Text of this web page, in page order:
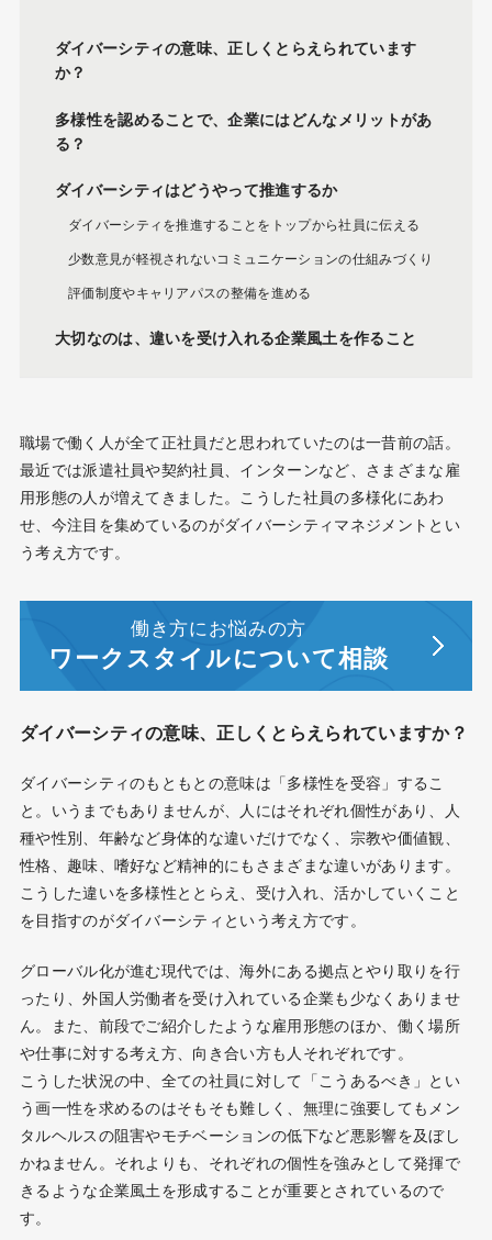
ダイバーシティの意味、正しくとらえられています
か？
多様性を認めることで、企業にはどんなメリットがあ
る？
ダイバーシティはどうやって推進するか
ダイバーシティを推進することをトップから社員に伝える
少数意見が軽視されないコミュニケーションの仕組みづくり
評価制度やキャリアパスの整備を進める
大切なのは、違いを受け入れる企業風土を作ること
職場で働く人が全て正社員だと思われていたのは一昔前の話。
最近では派遣社員や契約社員、インターンなど、さまざまな雇
用形態の人が増えてきました。こうした社員の多様化にあわ
せ、今注目を集めているのがダイバーシティマネジメントとい
う考え方です。
働き方にお悩みの方
ワークスタイルについて相談
ダイバーシティの意味、正しくとらえられていますか？
ダイバーシティのもともとの意味は「多様性を受容」するこ
と。いうまでもありませんが、人にはそれぞれ個性があり、人
種や性別、年齢など身体的な違いだけでなく、宗教や価値観、
性格、趣味、嗜好など精神的にもさまざまな違いがあります。
こうした違いを多様性ととらえ、受け入れ、活かしていくこと
を目指すのがダイバーシティという考え方です。
グローバル化が進む現代では、海外にある拠点とやり取りを行
ったり、外国人労働者を受け入れている企業も少なくありませ
ん。また、前段でご紹介したような雇用形態のほか、働く場所
や仕事に対する考え方、向き合い方も人それぞれです。
こうした状況の中、全ての社員に対して「こうあるべき」とい
う画一性を求めるのはそもそも難しく、無理に強要してもメン
タルヘルスの阻害やモチベーションの低下など悪影響を及ぼし
かねません。それよりも、それぞれの個性を強みとして発揮で
きるような企業風土を形成することが重要とされているので
す。